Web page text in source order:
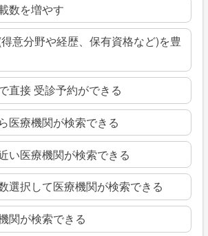
数を増やす
意分野や経歴、保有資格など)を豊
直接 受診予約ができる
医療機関が検索できる
い医療機関が検索できる
選択して医療機関が検索できる
関が検索できる